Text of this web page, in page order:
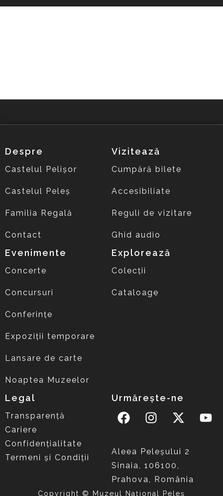
Despre
Castelul Pelișor
Castelul Peleș
Familia Regală
Contact
Vizitează
Cumpără bilete
Accesibiliate
Reguli de vizitare
Ghid audio
Evenimente
Concerte
Concursuri
Conferințe
Expoziții temporare
Lansare de carte
Noaptea Muzeelor
Explorează
Colecții
Cataloage
Legal
Transparență
Cariere
Confidențialitate
Termeni și Condiții
Urmărește-ne
Aleea Peleşului 2
Sinaia, 106100,
Prahova, România
Copyright © Muzeul Național Peleș